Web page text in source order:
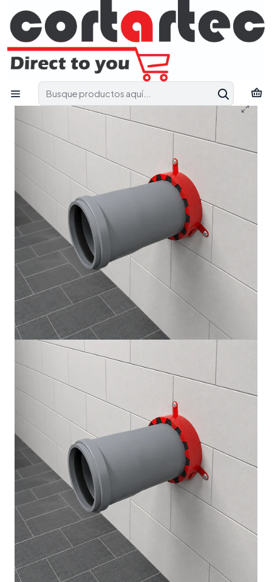
suitable solution for your project.
Pedir Apoio Técnico
Inicio Catalog Firebreak
Fire-resistant collars for technical passages
COR FR COLLAR